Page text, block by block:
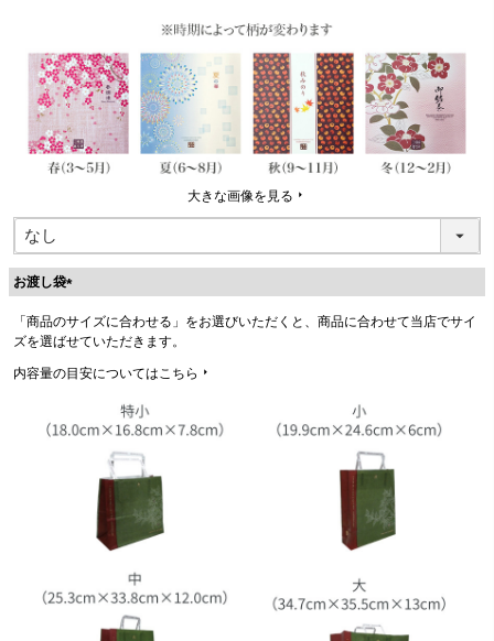
)
大きな画像を見る
お渡し袋
必
須
)
「商品のサイズに合わせる」をお選びいただくと、商品に合わせて当店でサイ
ズを選ばせていただきます。
内容量の目安についてはこちら